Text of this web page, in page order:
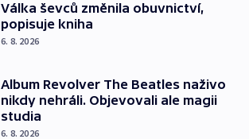
Válka ševců změnila obuvnictví,
popisuje kniha
6. 8. 2026
Album Revolver The Beatles naživo
nikdy nehráli. Objevovali ale magii
studia
6. 8. 2026